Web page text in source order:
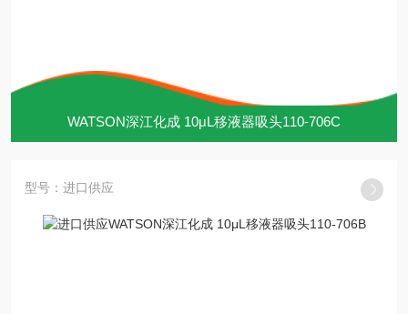
WATSON深江化成 10μL移液器吸头110-706C
型号：进口供应